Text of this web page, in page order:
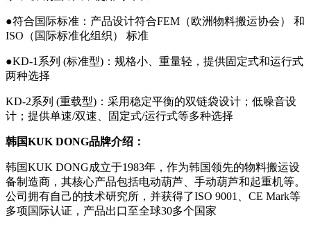
●符合国际标准：产品设计符合FEM（欧洲物料搬运协会） 和
ISO（国际标准化组织） 标准
●KD-1系列 (标准型)：规格小、重量轻，提供固定式和运行式
两种选择
KD-2系列 (重载型)：采用稳定平衡的双链袋设计；低噪音设
计；提供单速/双速、固定式/运行式等多种选择
韩国KUK DONG品牌介绍：
韩国KUK DONG成立于1983年，作为韩国领先的物料搬运设
备制造商，其核心产品包括电动葫芦、手动葫芦和起重机等。
公司拥有自己的技术研究所，并获得了ISO 9001、CE Mark等
多项国际认证，产品出口至全球30多个国家